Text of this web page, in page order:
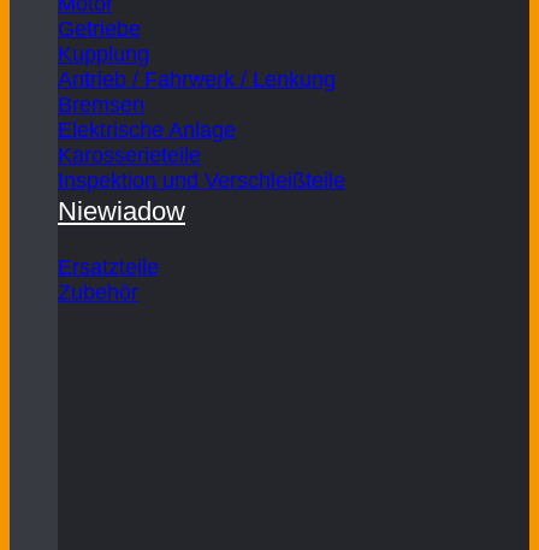
Getriebe
Kupplung
Antrieb / Fahrwerk / Lenkung
Bremsen
Elektrische Anlage
Karosserieteile
Inspektion und Verschleißteile
Niewiadow
Ersatzteile
Zubehör